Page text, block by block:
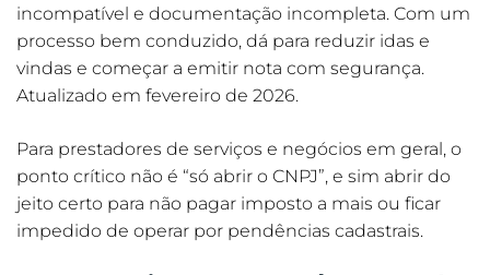
incompatível e documentação incompleta. Com um
processo bem conduzido, dá para reduzir idas e
vindas e começar a emitir nota com segurança.
Atualizado em fevereiro de 2026.
Para prestadores de serviços e negócios em geral, o
ponto crítico não é “só abrir o CNPJ”, e sim abrir do
jeito certo para não pagar imposto a mais ou ficar
impedido de operar por pendências cadastrais.